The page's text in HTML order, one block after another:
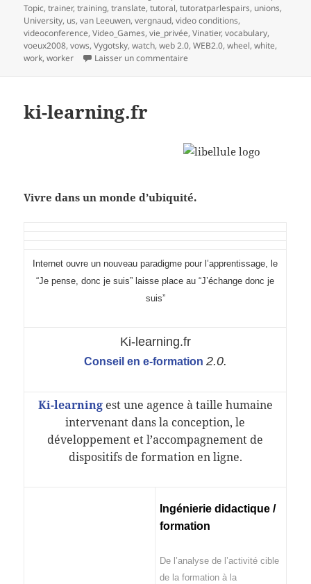
Topic,trainer,training,translate,tutoral,tutoratparlespairs, unions,
University, us,van Leeuwen,vergnaud,video conditions,
videoconference,Video_Games,vie_privée,Vinatier,vocabulary,
voeux2008,vows,Vygotsky,watch,web 2.0,WEB2.0,wheel,white,
work,worker Laisser un commentaire
ki-learning.fr
Vivre dans un monde d’ubiquité.
Internet ouvre un nouveau paradigme pour l’apprentissage, le
“Je pense, donc je suis” laisse place au “J’échange donc je
suis”
Ki-learning.fr
Conseil en e-formation 2.0.
Ki-learningest une agence à taille humaine
intervenant dans la conception, le
développement et l’accompagnement de
dispositifs de formation en ligne.
Ingénierie didactique /
formation
De l’analyse de l’activité cible
de la formation à la